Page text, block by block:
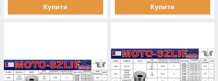
Купити Купити